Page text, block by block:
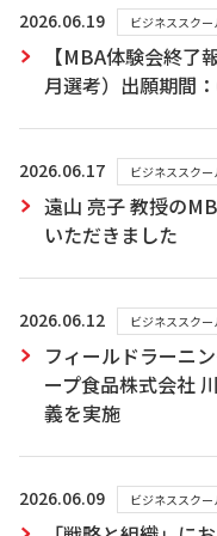
2026.06.19 ビジネススクー
【MBA体験会終了
月選考）出願期間
2026.06.17 ビジネススクー
遠山 亮子 教授の
いただきました
2026.06.12 ビジネススクー
フィールドラーニ
ープ食品株式会社
義を実施
2026.06.09 ビジネススクー